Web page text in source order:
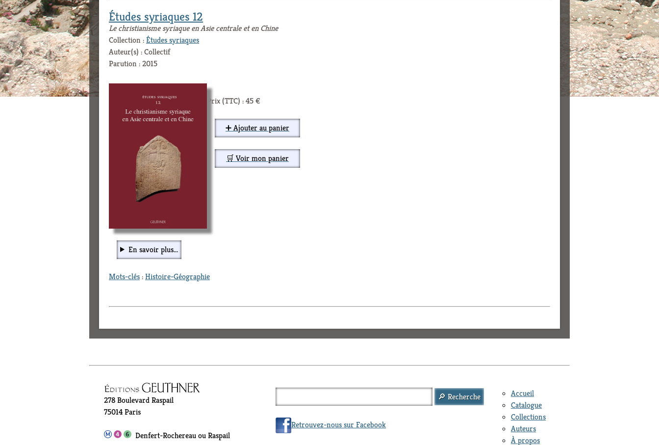
Études syriaques 12
Le christianisme syriaque en Asie centrale et en Chine
Collection :Études syriaques
Auteur(s) : Collectif
Parution : 2015
Prix (TTC) : 45 €
➕ Ajouter au panier
🛒 Voir mon panier
En savoir plus...
Mots-clés:Histoire-Géographie
278 Boulevard Raspail
75014 Paris
Denfert-Rochereau ou Raspail
Accueil
Catalogue
Collections
Auteurs
À propos
Retrouvez-nous sur Facebook